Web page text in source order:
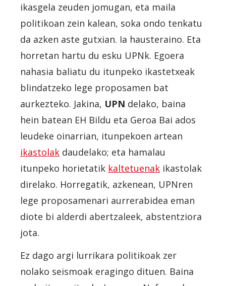
ikasgela zeuden jomugan, eta maila
politikoan zein kalean, soka ondo tenkatu
da azken aste gutxian. Ia hausteraino. Eta
horretan hartu du esku UPNk. Egoera
nahasia baliatu du itunpeko ikastetxeak
blindatzeko lege proposamen bat
aurkezteko. Jakina, UPN delako, baina
hein batean EH Bildu eta Geroa Bai ados
leudeke oinarrian, itunpekoen artean
ikastolak daudelako; eta hamalau
itunpeko horietatik kaltetuenak ikastolak
direlako. Horregatik, azkenean, UPNren
lege proposamenari aurrerabidea eman
diote bi alderdi abertzaleek, abstentziora
jota.
Ez dago argi lurrikara politikoak zer
nolako seismoak eragingo dituen. Baina